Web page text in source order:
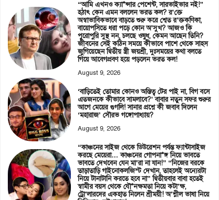
“আমি এখনও ক্যা*ন্সার পেশেন্ট, সারভাইভার নই!”
হঠাৎ কেন এমন বললেন ভরত কল? র’ক্তে
অস্বাভাবিকভাবে বাড়তে শুরু করে শ্বেত র’ক্তকণিকা,
বায়োপসিতে ধরা পড়ে কোন অ’সুখ? আজও কি
পুরোপুরি সুস্থ নন, চলছে ওষুধ, কেমন আছেন তিনি?
জীবনের সেই কঠিন সময়ে কীভাবে পাশে থেকে সাহস
জুগিয়েছেন দ্বিতীয় স্ত্রী জয়শ্রী, দুঃসময়ের কথা বলতে
গিয়ে আবেগপ্রবণ হয়ে পড়লেন ভরত কল!
August 9, 2026
‘বাড়িতেই তোমার কোনও অস্তিত্ব টের পাই না, বিগ বসে
এতজনকে কীভাবে সামলাবে?’ বাবার নতুন সফর শুরুর
আগে মেয়ের গুগলি! সানার প্রশ্নে কী জবাব দিলেন
‘মহারাজ’ সৌরভ গঙ্গোপাধ্যায়?
August 9, 2026
“কাঞ্চনের সাইজ থেকে ডিউরেশন পর্যন্ত ফ্যান্টাসাইজ
করছে মেয়েরা… কাঞ্চনের গোপনা*ঙ্গ নিয়ে ভাবতে
ভাবতে দেখবেন যেন মা’রা না যান!” “নিজের বরকে
তাড়াতাড়ি গাইনোকলজিস্ট দেখান, তাহলেই অন্যেরটা
নিয়ে টানাটানি করতে হবে না” দ্বিতীয়বার বাবা হতেই
স্বামীর বয়স থেকে যৌ*নক্ষমতা নিয়ে কটা’ক্ষ,
ট্রো’লারদের একহাত নিলেন শ্রীময়ী! অ’শ্লীল ভাষা নিয়ে